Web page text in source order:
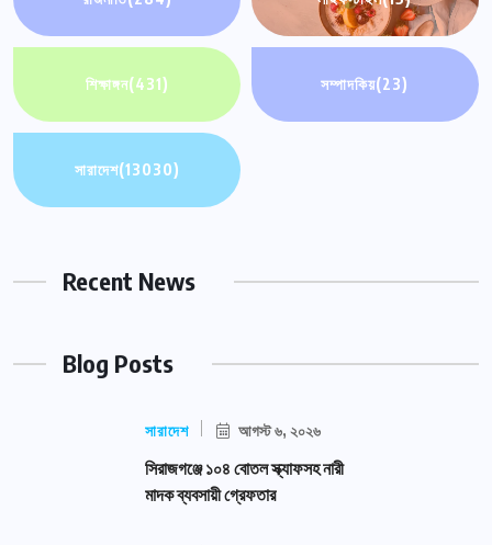
শিক্ষাঙ্গন(431) সম্পাদকিয়(23)
সারাদেশ(13030)
Recent News
Blog Posts
সারাদেশ আগস্ট ৬, ২০২৬
সিরাজগঞ্জে ১০৪ বোতল স্ক্যাফসহ নারী
মাদক ব্যবসায়ী গ্রেফতার